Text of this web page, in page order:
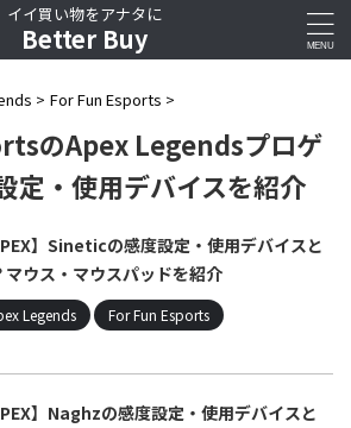
イイ買い物をアナタに
Better Buy
> For Fun Esports >
のApex Legendsプロゲ
定・使用デバイスを紹介
】Sineticの感度設定・使用デバイスと
マウス・マウスパッドを紹介
Legends For Fun Esports
】Naghzの感度設定・使用デバイスと